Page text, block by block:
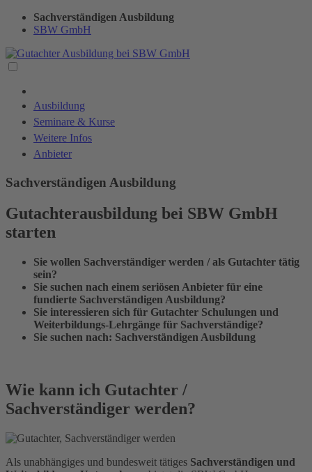
Sachverständigen Ausbildung
SBW GmbH
Ausbildung
Seminare & Kurse
Weitere Infos
Anbieter
Sachverständigen Ausbildung
Gutachterausbildung bei SBW GmbH
starten
Sie wollen Sachverständiger werden / als Gutachter tätig
sein?
Sie suchen nach einem seriösen Anbieter für eine
fundierte Sachverständigen Ausbildung?
Sie interessieren sich für Gutachter Schulungen und
Weiterbildungs-Lehrgänge für Sachverständige?
Sie suchen nach: Sachverständigen Ausbildung
Wie kann ich Gutachter /
Sachverständiger werden?
Als unabhängiges und bundesweit tätiges Sachverständigen und